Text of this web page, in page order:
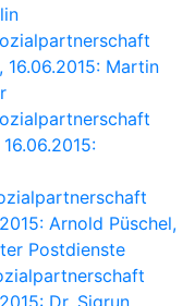
Martin
Arnold Püschel,
Postdienste
Dr. Sigrun